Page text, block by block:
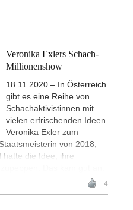
Veronika Exlers Schach-
Millionenshow
18.11.2020 – In Österreich
gibt es eine Reihe von
Schachaktivistinnen mit
vielen erfrischenden Ideen.
Veronika Exler zum
von 2018,
hatte die Idee, ihre
4